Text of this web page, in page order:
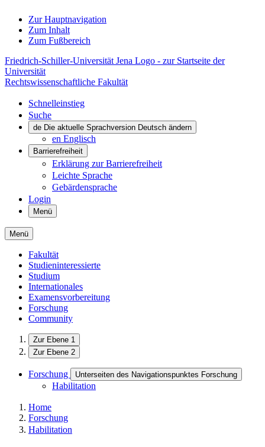
Zur Hauptnavigation
Zum Inhalt
Zum Fußbereich
Friedrich-Schiller-Universität Jena Logo - zur Startseite der
Universität
Rechtswissenschaftliche Fakultät
Schnelleinstieg
Suche
de Die aktuelle Sprachversion Deutsch ändern
en Englisch
Barrierefreiheit
Erklärung zur Barrierefreiheit
Leichte Sprache
Gebärdensprache
Login
Menü
Menü
Fakultät
Studieninteressierte
Studium
Internationales
Examensvorbereitung
Forschung
Community
Zur Ebene 1
Zur Ebene 2
Forschung Unterseiten des Navigationspunktes Forschung
Habilitation
Home
Forschung
Habilitation